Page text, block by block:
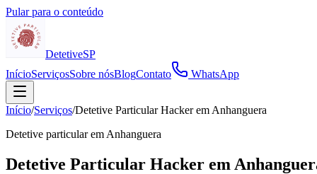
Pular para o conteúdo
DetetiveSP
InícioServiçosSobre nósBlogContato WhatsApp
Início/Serviços/Detetive Particular Hacker em Anhanguera
Detetive particular em Anhanguera
Detetive Particular Hacker em